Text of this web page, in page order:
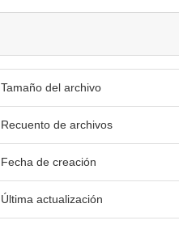
Tamaño del archivo
Recuento de archivos
Fecha de creación
Última actualización